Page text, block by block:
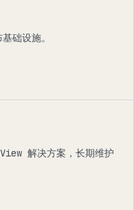
础设施。
解决方案，长期维护